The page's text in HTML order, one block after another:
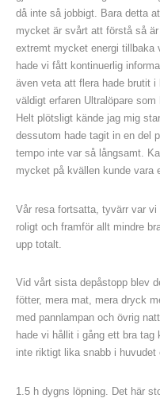
då inte så jobbigt. Bara detta
mycket är svårt att förstå så
extremt mycket energi tillbaka
hade vi fått kontinuerlig
även veta att flera hade brutit i
väldigt erfaren Ultralöpare
Helt plötsligt kände jag mig
dessutom hade tagit in en del
tempo inte var så långsamt.
mycket på kvällen kunde
Vår resa fortsatta, tyvärr var
roligt och framför allt mindre
upp totalt.
Vid vårt sista depåstopp blev
fötter, mera mat, mera dryck
med pannlampan och övrig
hade vi hållit i gång ett bra tag
inte riktigt lika snabb i huvudet
1.5 h dygns löpning. Det här